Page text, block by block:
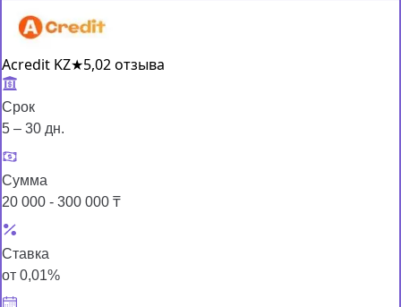
Acredit KZ★5,02 отзыва
Срок
5 – 30 дн.
Сумма
20 000 - 300 000 ₸
Ставка
от 0,01%